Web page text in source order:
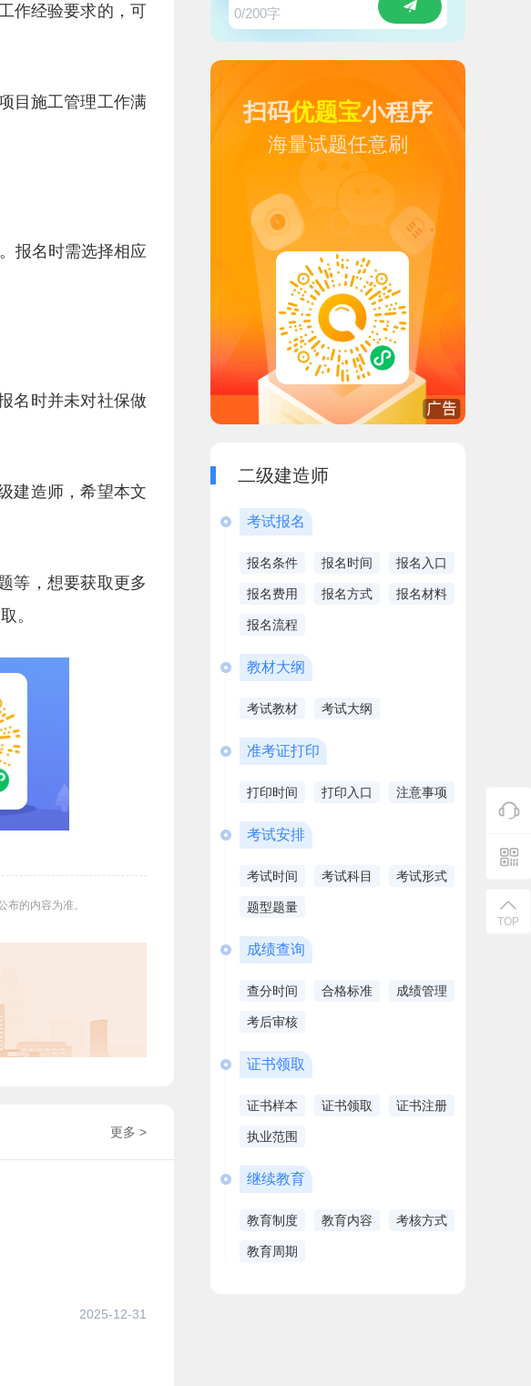
作经验要求的，可
目施工管理工作满
报名时需选择相应
名时并未对社保做
建造师，希望本文
等，想要获取更多
。
的内容为准。
更多 >
2025-12-31
0/200字
扫码优题宝小程序
海量试题任意刷
二级建造师
考试报名
报名条件 报名时间 报名入口
报名费用 报名方式 报名材料
报名流程
教材大纲
考试教材 考试大纲
准考证打印
打印时间 打印入口 注意事项
考试安排
考试时间 考试科目 考试形式
题型题量
成绩查询
查分时间 合格标准 成绩管理
考后审核
证书领取
证书样本 证书领取 证书注册
执业范围
继续教育
教育制度 教育内容 考核方式
教育周期
TOP